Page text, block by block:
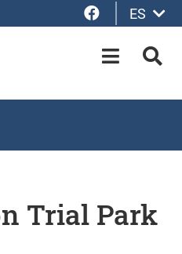
Facebook
ES
OPEN-
Trial Park